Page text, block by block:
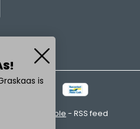
emarkable - RSS feed
is